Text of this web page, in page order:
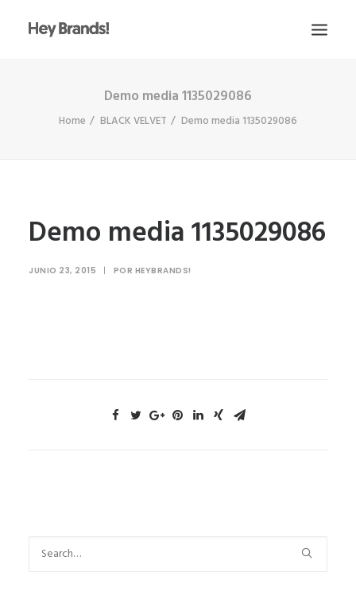
CONÓCENOS
ESCRÍBENOS
Demo media 1135029086
Home BLACK VELVET Demo media 1135029086
Demo media 1135029086
JUNIO 23, 2015 | POR HEYBRANDS!